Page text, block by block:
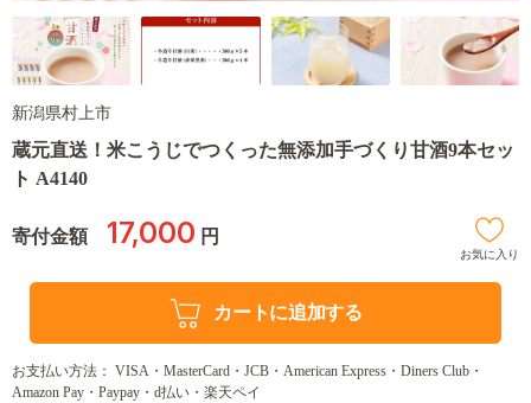
新潟県村上市
蔵元直送！米こうじでつくった無添加手づくり甘酒9本セッ
ト A4140
寄付金額 17,000 円
お気に入り
カートに追加する
お支払い方法： VISA・MasterCard・JCB・American Express・Diners Club・
Amazon Pay・Paypay・d払い・楽天ペイ